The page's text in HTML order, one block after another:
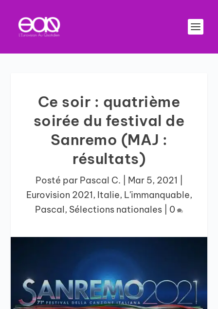
Ce soir : quatrième
soirée du festival de
Sanremo (MAJ :
résultats)
Posté par Pascal C. Mar 5, 2021
Eurovision 2021, Italie, L'immanquable,
Pascal, Sélections nationales 0